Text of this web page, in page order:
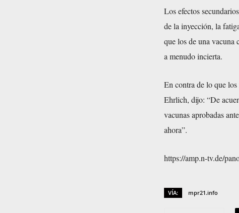
Los efectos
de la inyección, la
que los de una vacuna
a menudo incierta.
En contra de lo que
Ehrlich, dijo: “De
vacunas aprobadas
ahora”.
https://amp.n-tv.de/
VÍA: mpr21.info